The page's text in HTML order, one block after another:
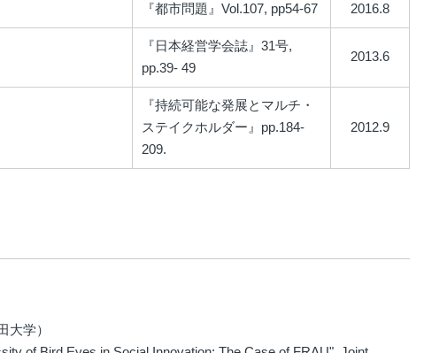
『都市問題』Vol.107, pp54-67 2016.8
『日本経営学会誌』31号,
pp.39- 49
2013.6
『持続可能な発展とマルチ・
ステイクホルダー』pp.184-
209.
2012.9
大学）